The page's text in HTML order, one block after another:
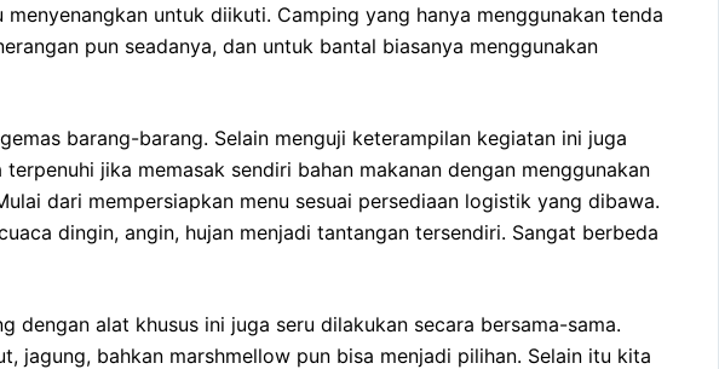
untuk diikuti. Camping yang hanya menggunakan tenda
pun seadanya, dan untuk bantal biasanya menggunakan
barang-barang. Selain menguji keterampilan kegiatan ini juga
jika memasak sendiri bahan makanan dengan menggunakan
dari mempersiapkan menu sesuai persediaan logistik yang dibawa.
dingin, angin, hujan menjadi tantangan tersendiri. Sangat berbeda
dengan alat khusus ini juga seru dilakukan secara bersama-sama.
jagung, bahkan marshmellow pun bisa menjadi pilihan. Selain itu kita